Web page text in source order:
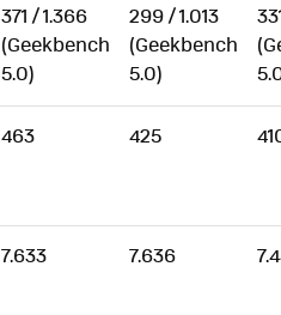
371 / 1.366
(Geekbench
5.0)
299 / 1.013
(Geekbench
5.0)
463 425
7.633 7.636